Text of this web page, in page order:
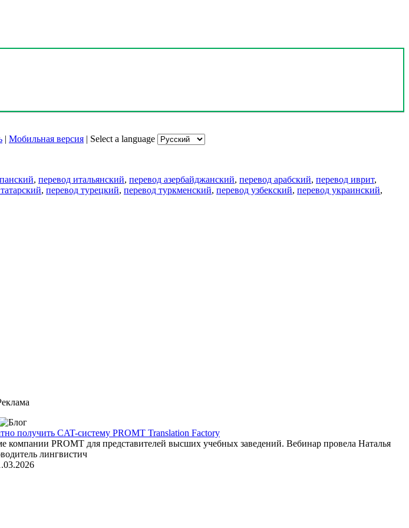
| Мобильная версия | Select a language
, перевод итальянский, перевод азербайджанский, перевод арабский, перевод иврит,
, перевод турецкий, перевод туркменский, перевод узбекский, перевод украинский,
получить CAT-систему PROMT Translation Factory
PROMT для представителей высших учебных заведений. Вебинар провела Наталья
лингвистич